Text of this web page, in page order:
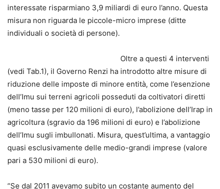
interessate risparmiano 3,9 miliardi di euro l’anno. Questa
misura non riguarda le piccole-micro imprese (ditte
individuali o società di persone).
Oltre a questi 4 interventi
(vedi Tab.1), il Governo Renzi ha introdotto altre misure di
riduzione delle imposte di minore entità, come l’esenzione
dell’Imu sui terreni agricoli posseduti da coltivatori diretti
(meno tasse per 120 milioni di euro), l’abolizione dell’Irap in
agricoltura (sgravio da 196 milioni di euro) e l’abolizione
dell’Imu sugli imbullonati. Misura, quest’ultima, a vantaggio
quasi esclusivamente delle medio-grandi imprese (valore
pari a 530 milioni di euro).
“Se dal 2011 avevamo subito un costante aumento del